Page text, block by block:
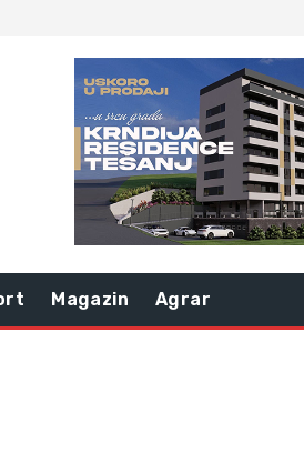
Magazin Agrar